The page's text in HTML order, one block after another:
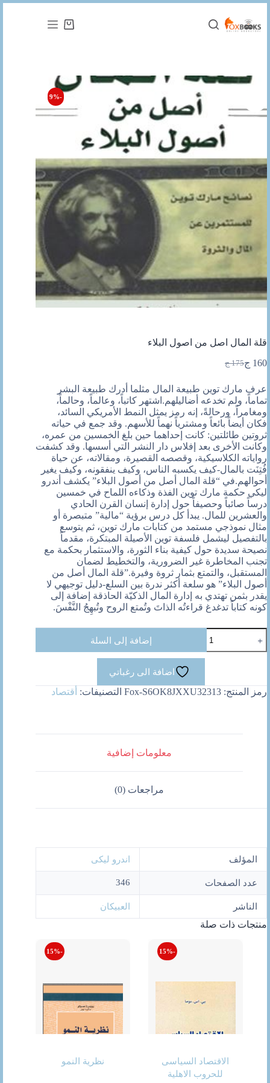
المحتوى
عربة
-9%
قلة المال اصل من اصول البلاء
175 ج
السعر
هو:
175 ج.
160 جالسعر
هو:
160 ج.
عرف مارك توين طبيعة المال مثلما أدرك طبيعة البشر
تماماً، ولم تخدعه أضاليلهم.اشتهر كاتباً، وعالماً، وحالماً،
ومغامراً، ورحالةً، إنه رمز يمثل النمط الأمريكي السائد،
فكان أيضاً بائعاً ومشترياً نهماً للأسهم. وقد جمع في حياته
ثروتين طائلتين: كانت إحداهما حين بلغ الخمسين من عمره،
وكانت الأخرى بعد إفلاس دار النشر التي أسسها. وقد كشفت
رواياته الكلاسيكية، وقصصه القصيرة، ومقالاته، عن حياة
فُتِنَت بالمال-كيف يكسبه الناس، وكيف ينفقونه، وكيف يغير
أحوالهم.في “قلة المال أصل من أصول البلاء” يكشف أندرو
ليكي حكمة مارك توين الفذة وذكاءه اللماح في خمسين
درساً صائباً وحصيفاً حول إدارة إنسان القرن الحادي
والعشرين للمال. يبدأ كل درس برؤية “مالية” متبصرة أو
مثال نموذجي مستمد من كتابات مارك توين، ثم يتوسع
بالتفصيل ليشمل فلسفة توين الأصيلة المبتكرة، مقدماً
نصيحة سديدة حول كيفية بناء الثورة، والاستثمار بحكمة مع
تجنب المخاطرة غير الضرورية، والتخطيط لضمان
المستقبل، والتمتع بثمار ثروة وفيرة.”قلة المال أصل من
أصول البلاء” هو سلعة أكثر ندرة بين السلع-دليل توجيهي لا
يقدر بثمن تهتدي به إدارة المال الذكيّة الحاذقة إضافة إلى
كونه كتاباً تدغدغ قراءتُه الذاتَ وتُمتع الروح وتُبهِجُ النَّفْسَ.
قلة
المال
اصول
البلاء
إضافة إلى السلة
اضافة الى رغباتي
رمز المنتج: Fox-S6OK8JXXU32313 التصنيفات: أقتصاد
معلومات إضافية
مراجعات (0)
المؤلف اندرو ليكى
عدد الصفحات 346
الناشر العبيكان
منتجات ذات صلة
-15%
الاقتصاد السياسى
للحروب الاهلية
-15%
نظرية النمو